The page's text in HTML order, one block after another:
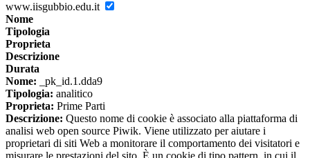
www.iisgubbio.edu.it
Nome
Tipologia
Proprieta
Descrizione
Durata
Nome: _pk_id.1.dda9
Tipologia: analitico
Proprieta: Prime Parti
Descrizione: Questo nome di cookie è associato alla piattaforma di
analisi web open source Piwik. Viene utilizzato per aiutare i
proprietari di siti Web a monitorare il comportamento dei visitatori e